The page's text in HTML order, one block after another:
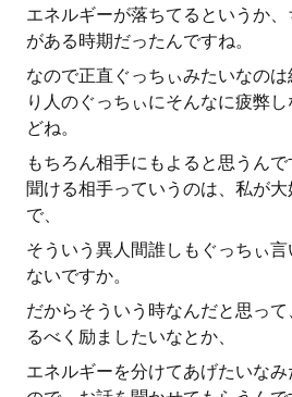
エネルギーが落ちてるというか
がある時期だったんですね。
なので正直ぐっちぃみたいなの
り人のぐっちぃにそんなに疲弊
どね。
もちろん相手にもよると思うん
聞ける相手っていうのは、私が
で、
そういう異人間誰しもぐっちぃ
ないですか。
だからそういう時なんだと思っ
るべく励ましたいなとか、
エネルギーを分けてあげたいな